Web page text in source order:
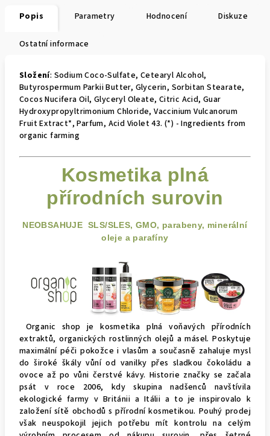
Popis Parametry Hodnocení Diskuze
Ostatní informace
Složení: Sodium Coco-Sulfate, Cetearyl Alcohol,
Butyrospermum Parkii Butter, Glycerin, Sorbitan Stearate,
Cocos Nucifera Oil, Glyceryl Oleate, Citric Acid, Guar
Hydroxypropyltrimonium Chloride, Vaccinium Vulcanorum
Fruit Extract*, Parfum, Acid Violet 43. (*) - Ingredients from
organic farming
Kosmetika plná
přírodních surovin
NEOBSAHUJE SLS/SLES, GMO, parabeny, minerální
oleje a parafíny
Organic shop je kosmetika plná voňavých přírodních
extraktů, organických rostlinných olejů a másel.Poskytuje
maximální péči pokožce i vlasům a současně zahaluje mysl
do široké škály vůní od vanilky přes sladkou čokoládu a
ovoce až po vůni čerstvé kávy. Historie značky se začala
psát v roce 2006, kdy skupina nadšenců navštívila
ekologické farmy v Británii a Itálii a to je inspirovalo k
založení sítě obchodů s přírodní kosmetikou. Pouhý prodej
však neuspokojil jejich potřebu mít kontrolu na celým